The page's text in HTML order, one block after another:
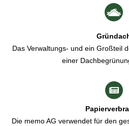
Das Verwaltungs- und ein Großteil
einer
Die memo AG verwendet für den